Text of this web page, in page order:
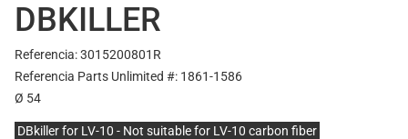
DBKILLER
Referencia: 3015200801R
Referencia Parts Unlimited #: 1861-1586
Ø 54
DBkiller for LV-10 - Not suitable for LV-10 carbon fiber